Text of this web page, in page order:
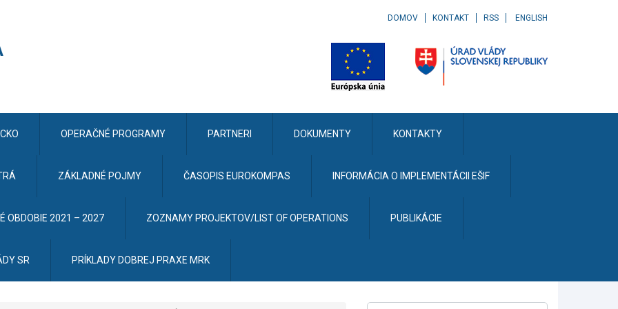
DOMOV KONTAKT RSS ENGLISH
CKO OPERAČNÉ PROGRAMY PARTNERI DOKUMENTY KONTAKTY
ZÁKLADNÉ POJMY ČASOPIS EUROKOMPAS INFORMÁCIA O IMPLEMENTÁCII EŠIF
OBDOBIE 2021 – 2027 ZOZNAMY PROJEKTOV/LIST OF OPERATIONS PUBLIKÁCIE
SR PRÍKLADY DOBREJ PRAXE MRK